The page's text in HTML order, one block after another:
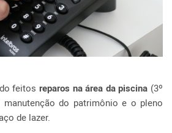
feitos reparos na área da piscina (3º
manutenção do patrimônio e o pleno
de lazer.